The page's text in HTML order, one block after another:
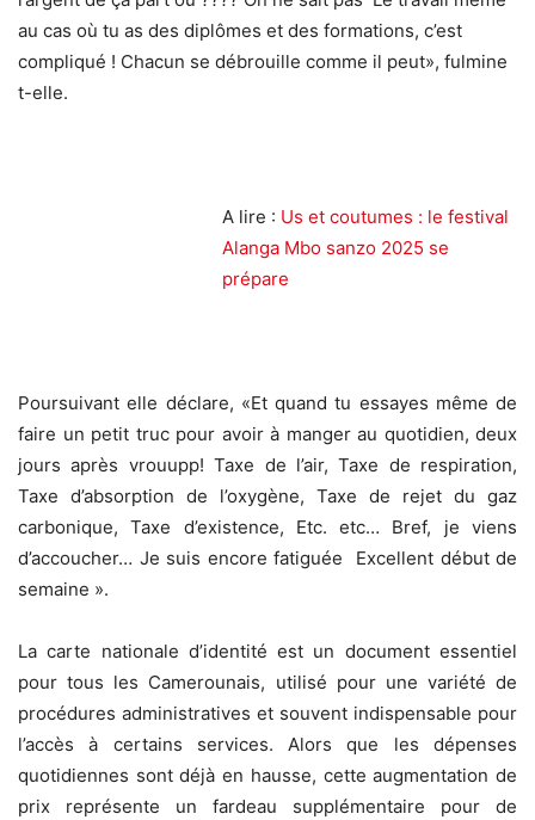
au cas où tu as des diplômes et des formations, c’est
compliqué ! Chacun se débrouille comme il peut», fulmine
t-elle.
A lire : Us et coutumes : le festival
Alanga Mbo sanzo 2025 se
prépare
Poursuivant elle déclare, «Et quand tu essayes même de
faire un petit truc pour avoir à manger au quotidien, deux
jours après vrouupp! Taxe de l’air, Taxe de respiration,
Taxe d’absorption de l’oxygène, Taxe de rejet du gaz
carbonique, Taxe d’existence, Etc. etc… Bref, je viens
d’accoucher… Je suis encore fatiguée Excellent début de
semaine ».
La carte nationale d’identité est un document essentiel
pour tous les Camerounais, utilisé pour une variété de
procédures administratives et souvent indispensable pour
l’accès à certains services. Alors que les dépenses
quotidiennes sont déjà en hausse, cette augmentation de
prix représente un fardeau supplémentaire pour de